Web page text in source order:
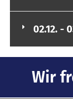
02.12. -
Wir